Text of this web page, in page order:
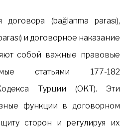
(bağlanma parası),
и договорное наказание
собой важные правовые
статьями 177-182
Турции (ОКТ). Эти
функции в договорном
сторон и регулируя их